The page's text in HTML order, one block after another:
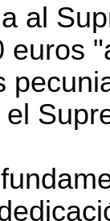
al
euros